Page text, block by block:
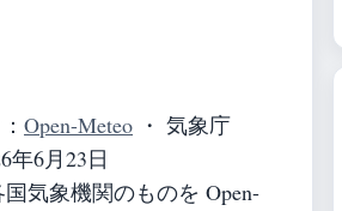
Open-Meteo ・ 気象庁
6月23日
気象機関のものを Open-